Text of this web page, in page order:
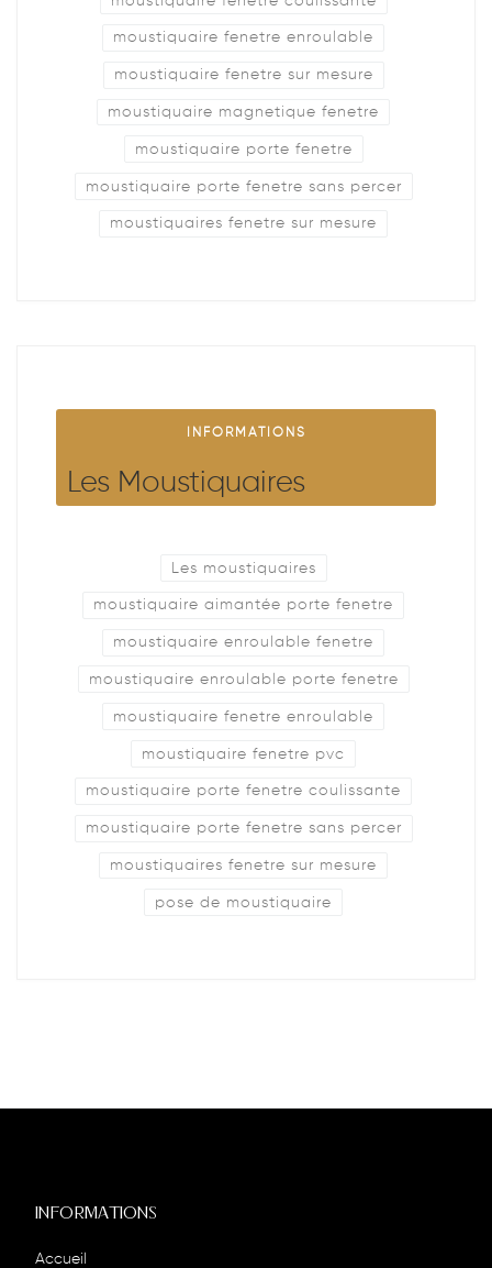
moustiquaire fenetre enroulable
moustiquaire fenetre sur mesure
moustiquaire magnetique fenetre
moustiquaire porte fenetre
moustiquaire porte fenetre sans percer
moustiquaires fenetre sur mesure
INFORMATIONS
Les Moustiquaires
Les moustiquaires
moustiquaire aimantée porte fenetre
moustiquaire enroulable fenetre
moustiquaire enroulable porte fenetre
moustiquaire fenetre enroulable
moustiquaire fenetre pvc
moustiquaire porte fenetre coulissante
moustiquaire porte fenetre sans percer
moustiquaires fenetre sur mesure
pose de moustiquaire
INFORMATIONS
Accueil